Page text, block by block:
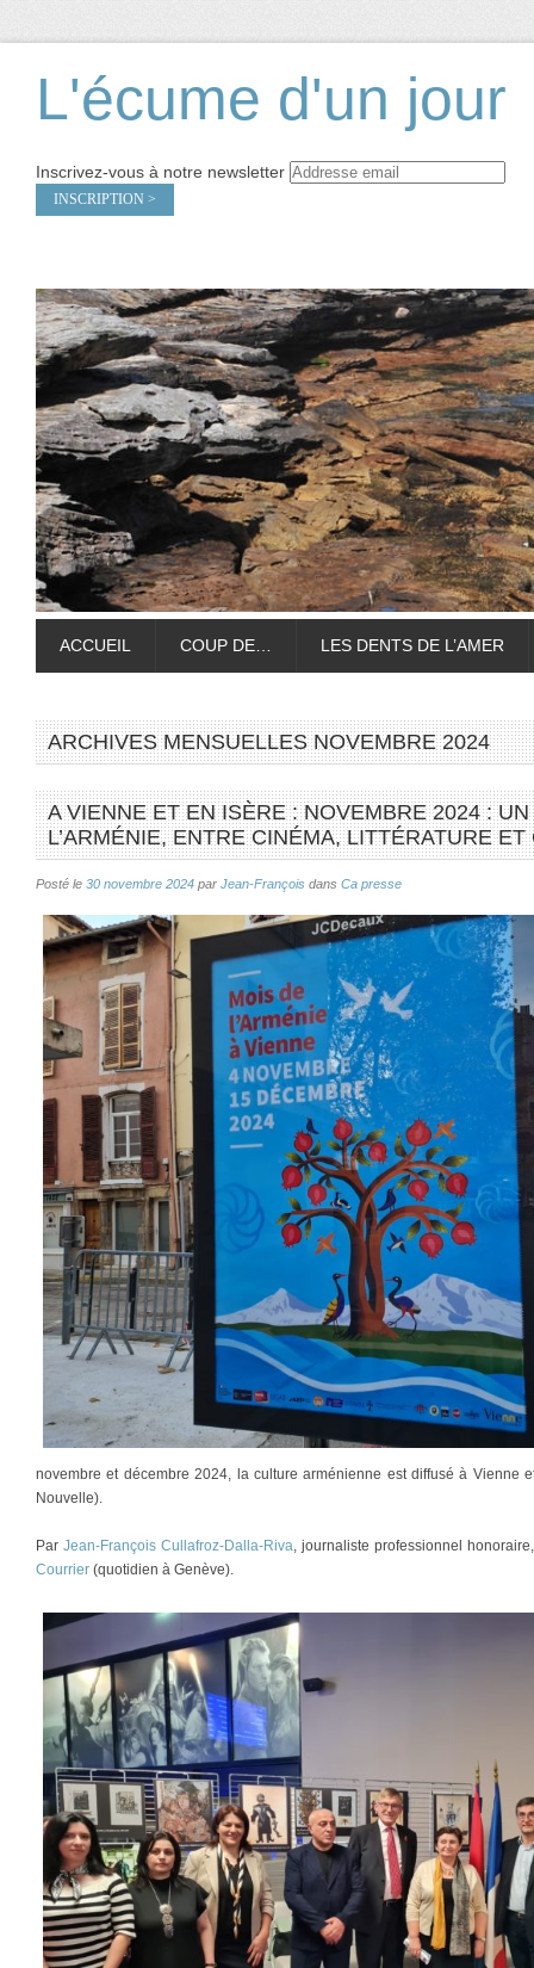
L'écume d'un jour
Inscrivez-vous à notre newsletter
ACCUEIL COUP DE… LES DENTS DE L’AMER
ARCHIVES MENSUELLESNOVEMBRE 2024
A VIENNE ET EN ISÈRE : NOVEMBRE 2024 :
L’ARMÉNIE, ENTRE CINÉMA, LITTÉRATURE
Posté le 30 novembre 2024 par Jean-François dans Ca presse
novembre et décembre 2024, la culture arménienne est diffusé à Vienne
Nouvelle).
Par Jean-François Cullafroz-Dalla-Riva, journaliste professionnel
Courrier (quotidien à Genève).